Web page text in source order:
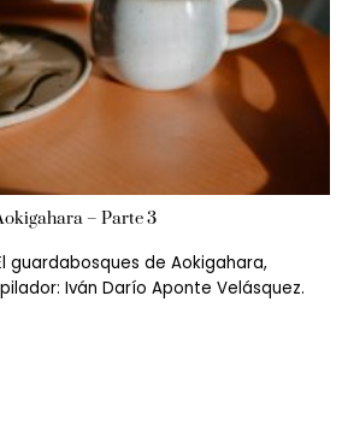
– Parte 3
guardabosques de Aokigahara,
Iván Darío Aponte Velásquez.